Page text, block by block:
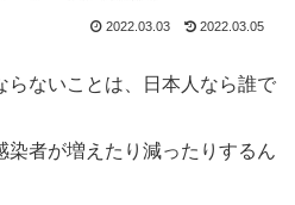
2022.03.03 2022.03.05
らないことは、日本人なら誰で
染者が増えたり減ったりするん